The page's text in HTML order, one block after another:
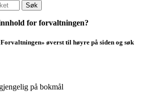
Søk
for forvaltningen?
øverst til høyre på siden og søk
på bokmål